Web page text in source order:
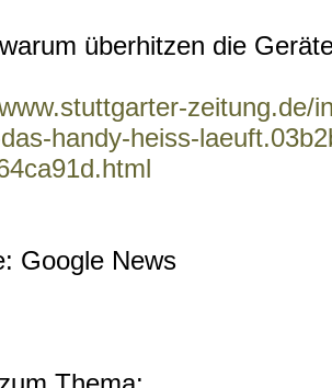
überhitzen die
zeitung.de/
handy-heiss-
Google News